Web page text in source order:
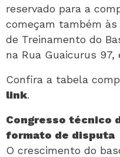
reservado para a
começam também
de Treinamento do
na Rua Guaicurus
Confira a tabela
link.
Congresso técnico
formato de disputa
O crescimento do